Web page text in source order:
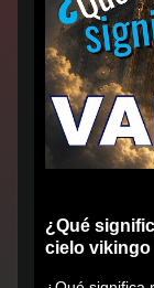
¿Qué
cielo vikingo